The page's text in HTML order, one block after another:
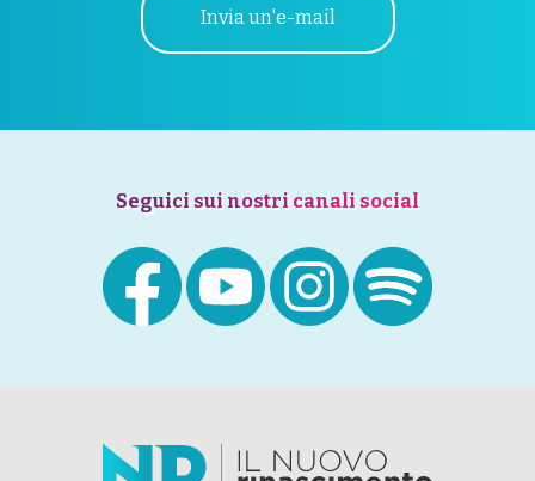
Invia un'e-mail
Seguici sui nostri canali social